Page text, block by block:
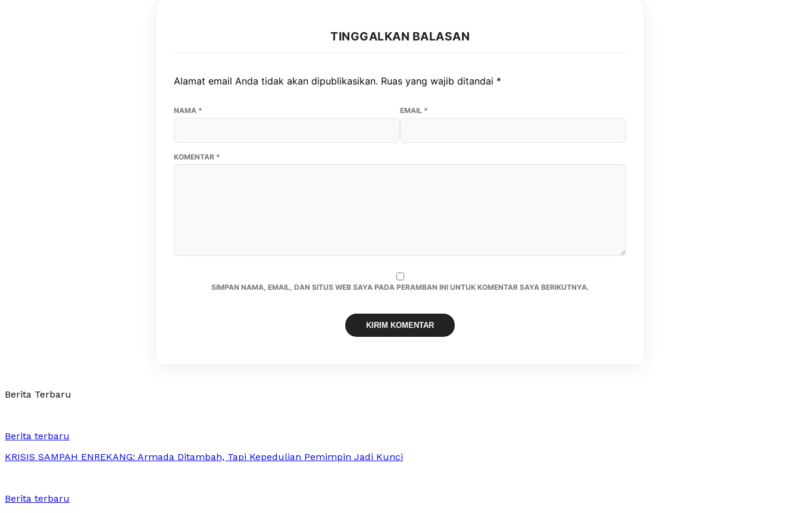
TINGGALKAN BALASAN
Alamat email Anda tidak akan dipublikasikan. Ruas yang wajib ditandai *
KOMENTAR *
NAMA * EMAIL *
SIMPAN NAMA, EMAIL, DAN SITUS WEB SAYA PADA PERAMBAN INI UNTUK KOMENTAR SAYA BERIKUTNYA.
Berita Terbaru
Berita terbaru
KRISIS SAMPAH ENREKANG: Armada Ditambah, Tapi Kepedulian Pemimpin Jadi Kunci
Berita terbaru